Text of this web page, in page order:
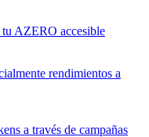
tu AZERO accesible
rendimientos a
a través de campañas